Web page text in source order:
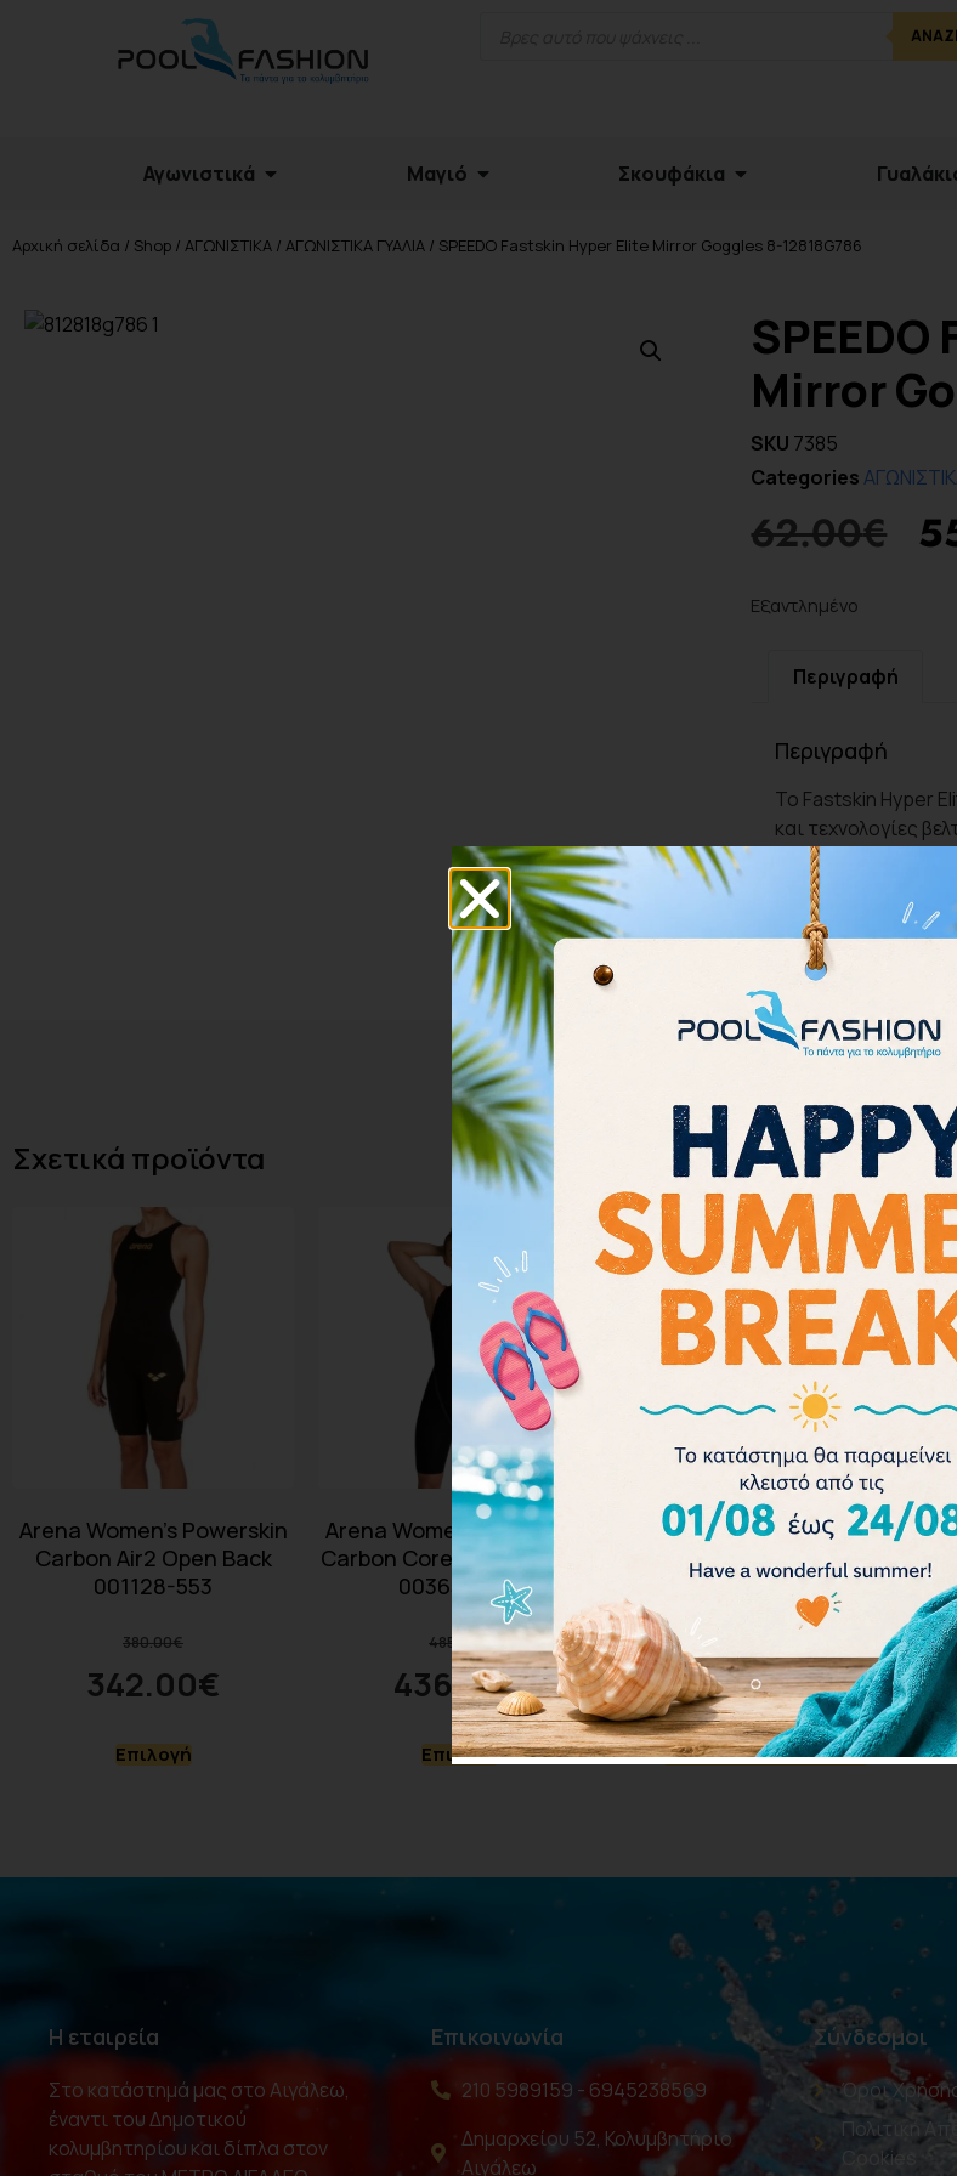
Αγωνιστικά Μαγιό Σκουφάκια
Αρχική σελίδα / Shop / ΑΓΩΝΙΣΤΙΚΑ / ΑΓΩΝΙΣΤΙΚΑ ΓΥΑΛΙΑ / SPEEDO Fastskin Hyper Elite Mirror Goggles 8-12818G786
Mirror
SKU 7385
Categories
62.00€
Εξαντλημένο
Περιγραφή
Περιγραφή
Το Fastskin Hyper
και τεχνολογίες
Hyper Elite δίνει
αιχμή την ημέρα
κορυφαίους
Σχετικά προϊόντα
Arena Women’s Powerskin
Carbon Air2 Open Back
001128-553
380.00€
342.00€
Επιλογή
- 18%
Arena Women’s Powerskin
Carbon Core FX Open Back
003655-105
485.00
436.50€
Επιλογή
Arena Airspeed Mirror
Goggles 003151-101
32.40€
Προσθήκη στο καλάθι
Η εταιρεία
Στο κατάστημά μας στο Αιγάλεω,
έναντι του Δημοτικού
κολυμβητηρίου και δίπλα στον
Επικοινωνία
210 5989159 - 6945238569
Δημαρχείου 52, Κολυμβητήριο
Αιγάλεω
Σύνδεσμοι
Όροι
Πολιτική
Cookies